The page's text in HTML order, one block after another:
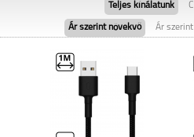
Teljes kínálatunk
Ár szerint növekvő Ár